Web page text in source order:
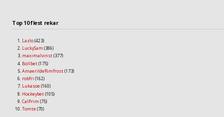
Top 10 flest rekar
Lazlo(423)
LuckySam (386)
maximalvinst(377)
Bollbet(175)
AmaerildeRimfrost(173)
robfri (162)
Lukasoe (160)
Hockeybet(105)
CalPrim (75)
Tomte (70)